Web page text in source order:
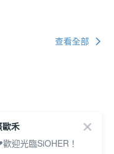
查看全部
查看全部
歐禾
迎光臨SiOHER！